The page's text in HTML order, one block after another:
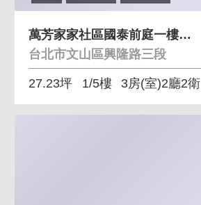
萬芳家家社區國泰前庭一樓好停車 前庭院、門前可停車
台北市文山區興隆路三段
27.23坪 1/5樓 3房(室)2廳2衛